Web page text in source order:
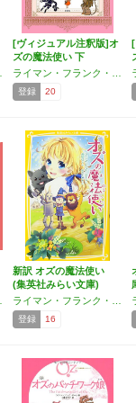
[ヴィジュアル注釈版]オ
ズの魔法使い 下
登録 20
[
新訳 オズの魔法使い
(集英社みらい文庫)
登録 16